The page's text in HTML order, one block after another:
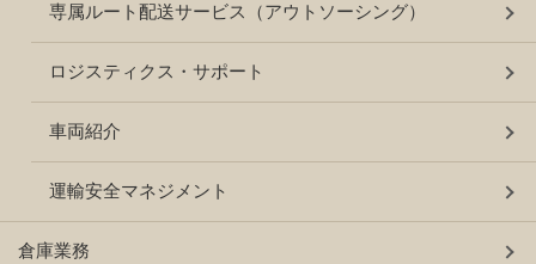
専属ルート配送サービス（アウトソーシング）
ロジスティクス・サポート
車両紹介
運輸安全マネジメント
倉庫業務